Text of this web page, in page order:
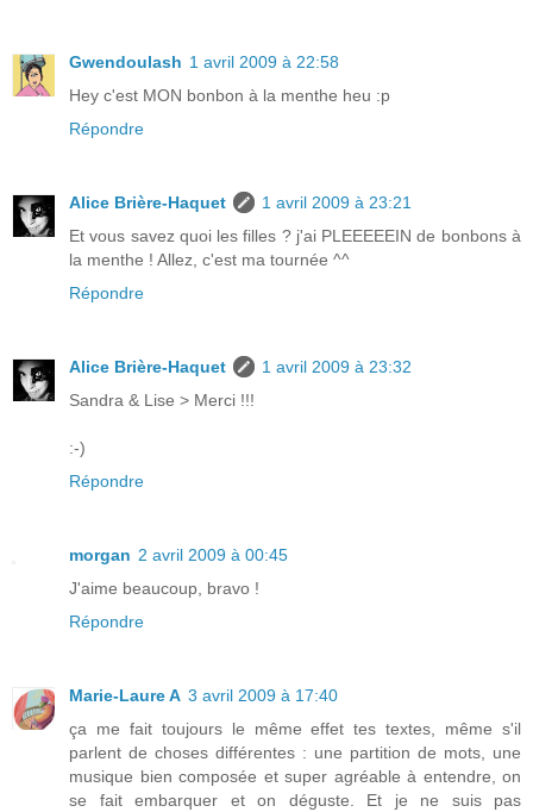
Gwendoulash 1 avril 2009 à 22:58
Hey c'est MON bonbon à la menthe heu :p
Répondre
Alice Brière-Haquet
1 avril 2009 à 23:21
Et vous savez quoi les filles ? j'ai PLEEEEEIN de bonbons à
la menthe ! Allez, c'est ma tournée ^^
Répondre
Alice Brière-Haquet
1 avril 2009 à 23:32
Sandra & Lise > Merci !!!
:-)
Répondre
morgan 2 avril 2009 à 00:45
J'aime beaucoup, bravo !
Répondre
Marie-Laure A 3 avril 2009 à 17:40
ça me fait toujours le même effet tes textes, même s'il
parlent de choses différentes : une partition de mots, une
musique bien composée et super agréable à entendre, on
se fait embarquer et on déguste. Et je ne suis pas